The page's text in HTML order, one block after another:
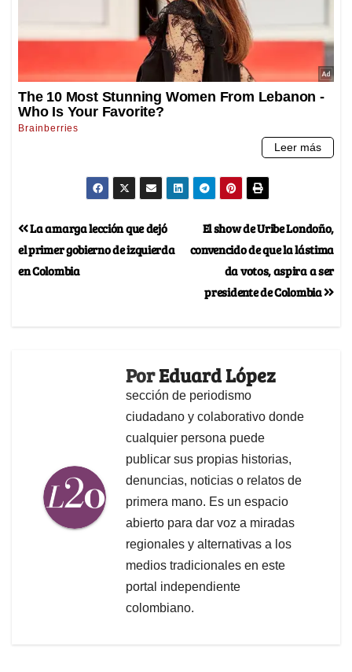
El show de Uribe Londoño,
convencido de que la lástima
da votos, aspira a ser
presidente de Colombia
La amarga lección que dejó
el primer gobierno de izquierda
en Colombia
PorEduard López
sección de periodismo
ciudadano y colaborativo donde
cualquier persona puede
publicar sus propias historias,
denuncias, noticias o relatos de
primera mano. Es un espacio
abierto para dar voz a miradas
regionales y alternativas a los
medios tradicionales en este
portal independiente
colombiano.